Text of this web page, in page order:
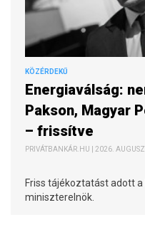
KÖZÉRDEKŰ
Energiaválság:
Pakson, Magyar
– frissítve
PRIVÁTBANKÁR.HU | 2026.
Friss tájékoztatást adott
miniszterelnök.